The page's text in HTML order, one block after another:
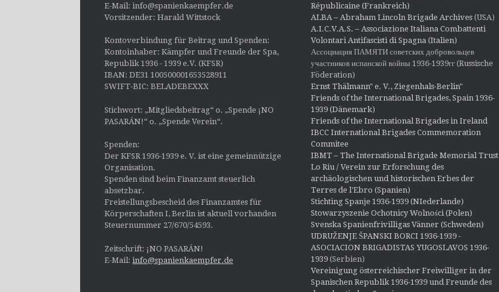
E-Mail: info@spanienkaempfer.de
Vorsitzender: Harald Wittstock
Kontoverbindung für Beitrag und Spenden:
Kontoinhaber: Kämpfer und Freunde der Spa,
Republik 1936 - 1939 e.V. (KFSR)
IBAN: DE31 100500001653528911
SWIFT-BIC: BELADEBEXXX
Stichwort: „Mitgliedsbeitrag“ o. „Spende ¡NO
PASARÁN!“ o. „Spende Verein“.
Spenden:
Der KFSR 1936-1939 e. V. ist eine gemeinnützige
Organisation.
Spenden sind beim Finanzamt steuerlich
absetzbar.
Freistellungsbescheid des Finanzamtes für
Körperschaften I, Berlin ist aktuell vorhanden
Steuernummer 27/670/54593.
Zeitschrift: ¡NO PASARÁN!
E-Mail: info@spanienkaempfer.de
Républicaine (Frankreich)
ALBA – Abraham Lincoln Brigade Archives(USA)
A.I.C.V.A.S. – Associazione Italiana Combattenti
Volontari Antifascisti di Spagna (Italien)
Ассоциация ПАМЯТИ советских добровольцев
участников испанской войны 1936-1939гг (Russische
Föderation)
Ernst Thälmann" e. V., Ziegenhals-Berlin"
Friends of the International Brigades, Spain 1936-
1939 (Dänemark)
Friends of the International Brigades in Ireland
IBCC International Brigades Commemoration
Commitee
IBMT – The International Brigade Memorial Trust
Lo Riu / Verein zur Erforschung des
archäologischen und historischen Erbes der
Terres de l'Ebro (Spanien)
Stichting Spanje 1936-1939 (NIederlande)
Stowarzyszenie Ochotnicy Wolności (Polen)
Svenska Spanienfrivilligas Vänner (Schweden)
UDRUŽENJE ŠPANSKI BORCI 1936-1939 -
ASOCIACION BRIGADISTAS YUGOSLAVOS 1936-
1939(Serbien)
Vereinigung österreichischer Freiwilliger in der
Spanischen Republik 1936-1939 und Freunde des